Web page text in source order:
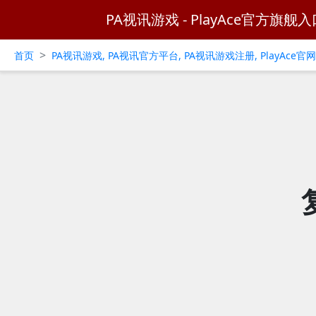
PA视讯游戏 - PlayAce官方旗舰入
首页 > PA视讯游戏, PA视讯官方平台, PA视讯游戏注册, PlayAce官